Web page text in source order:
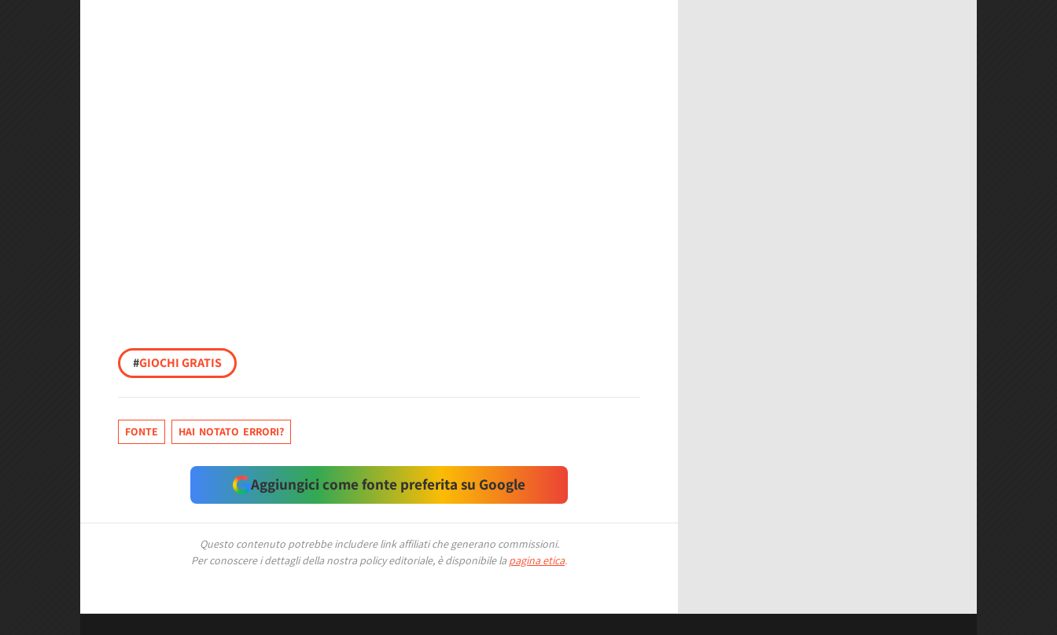
#GIOCHI GRATIS
FONTE HAI NOTATO ERRORI?
Aggiungici come fonte preferita su Google
Questo contenuto potrebbe includere link affiliati che generano commissioni.
Per conoscere i dettagli della nostra policy editoriale, è disponibile la pagina etica.